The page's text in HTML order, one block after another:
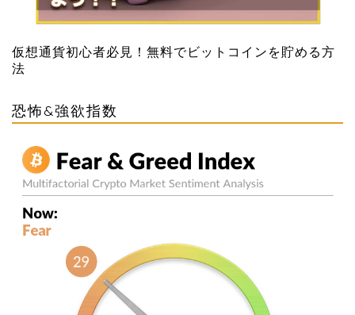
仮想通貨初心者必見！無料でビットコインを貯める方
法
恐怖&強欲指数